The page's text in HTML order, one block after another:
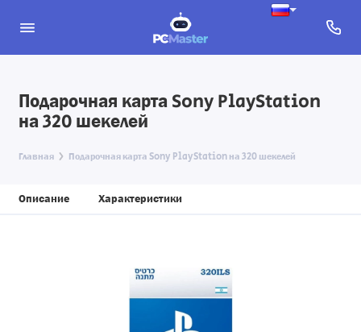
Подарочная карта Sony PlayStation
на 320 шекелей
Главная Подарочная карта Sony PlayStation на 320 шекелей
Описание Характеристики